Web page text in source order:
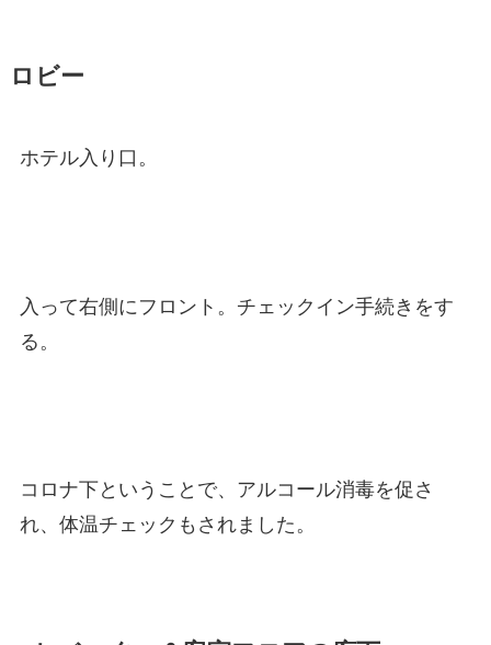
ロビー
ホテル入り口。
入って右側にフロント。チェックイン手続きをす
る。
コロナ下ということで、アルコール消毒を促さ
れ、体温チェックもされました。